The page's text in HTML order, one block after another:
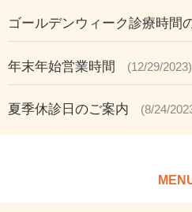
ゴールデンウィーク診療時間
年末年始営業時間 (12/29/2023)
夏季休診日のご案内 (8/24/